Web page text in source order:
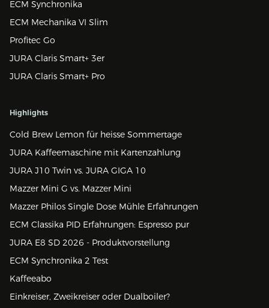
ECM Synchronika
ECM Mechanika VI Slim
Profitec Go
JURA Claris Smart+ 3er
JURA Claris Smart+ Pro
Highlights
Cold Brew Lemon für heisse Sommertage
JURA Kaffeemaschine mit Kartenzahlung
JURA J10 Twin vs. JURA GIGA 10
Mazzer Mini G vs. Mazzer Mini
Mazzer Philos Single Dose Mühle Erfahrungen
ECM Classika PID Erfahrungen: Espresso pur
JURA E8 SD 2026 - Produktvorstellung
ECM Synchronika 2 Test
Kaffeeabo
Einkreiser, Zweikreiser oder Dualboiler?